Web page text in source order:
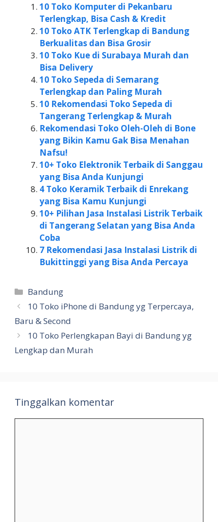
10 Toko Komputer di Pekanbaru
Terlengkap, Bisa Cash & Kredit
10 Toko ATK Terlengkap di Bandung
Berkualitas dan Bisa Grosir
10 Toko Kue di Surabaya Murah dan
Bisa Delivery
10 Toko Sepeda di Semarang
Terlengkap dan Paling Murah
10 Rekomendasi Toko Sepeda di
Tangerang Terlengkap & Murah
Rekomendasi Toko Oleh-Oleh di Bone
yang Bikin Kamu Gak Bisa Menahan
Nafsu!
10+ Toko Elektronik Terbaik di Sanggau
yang Bisa Anda Kunjungi
4 Toko Keramik Terbaik di Enrekang
yang Bisa Kamu Kunjungi
10+ Pilihan Jasa Instalasi Listrik Terbaik
di Tangerang Selatan yang Bisa Anda
Coba
7 Rekomendasi Jasa Instalasi Listrik di
Bukittinggi yang Bisa Anda Percaya
Kategori
Bandung
10 Toko iPhone di Bandung yg Terpercaya,
Baru & Second
10 Toko Perlengkapan Bayi di Bandung yg
Lengkap dan Murah
Tinggalkan komentar